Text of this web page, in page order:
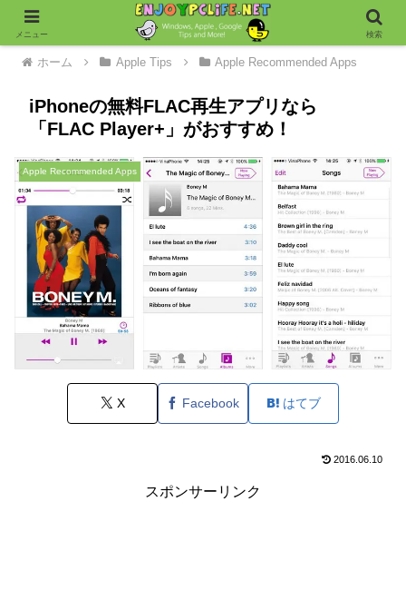
ホーム Apple Tips Apple Recommended Apps
iPhoneの無料FLAC再生アプリなら
「FLAC Player+」がおすすめ！
Apple Recommended Apps
X Facebook はてブ
2016.06.10
スポンサーリンク
メニュー 検索